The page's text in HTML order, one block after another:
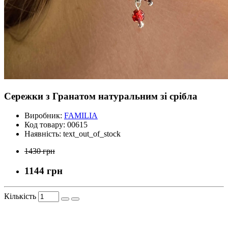
Сережки з Гранатом натуральним зі срібла
Виробник: FAMILIA
Код товару: 00615
Наявність: text_out_of_stock
1430 грн
1144 грн
Кількість